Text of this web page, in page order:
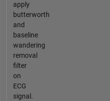
apply
butterworth
and
baseline
wandering
removal
filter
on
ECG
signal.